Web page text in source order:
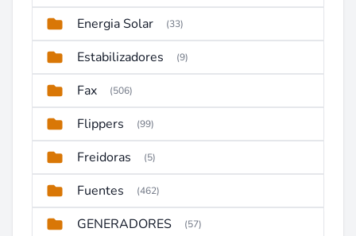
Energia Solar (33)
Estabilizadores (9)
Fax (506)
Flippers (99)
Freidoras (5)
Fuentes (462)
GENERADORES (57)